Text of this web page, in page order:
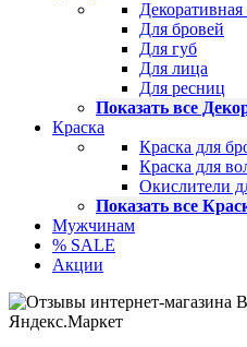
Для бровей
Для губ
Для лица
Для ресниц
Показать все
Краска
Краска для
Краска для
Окислители
Показать все
Мужчинам
% SALE
Акции